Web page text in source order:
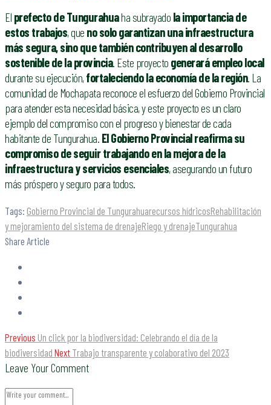
El prefecto de Tungurahuaha subrayado la importancia de
estos trabajos, que no solo garantizan una infraestructura
más segura, sino que también contribuyen al desarrollo
sostenible de la provincia. Este proyecto generará empleo local
durante su ejecución,fortaleciendo la economía de la región. La
comunidad de Mochapata reconoce el esfuerzo del Gobierno Provincial
para atender esta necesidad básica, y este proyecto es un claro
ejemplo del compromiso con el progreso y bienestar de cada
habitante de Tungurahua. El Gobierno Provincial reafirma su
compromiso de seguir trabajando en la mejora de la
infraestructura y servicios esenciales, asegurando un futuro
más próspero y seguro para todos.
Tags: Gobierno Provincial de Tungurahuarecursos hídricosRehabilitación
y mejoramiento del sistema de drenajeRiego y drenajeTungurahua
Share Article
Previous Un click por la biodiversidad: Celebrando el día de la
biodiversidad Next Trabajo transparente y colaborativo del 2023
Leave Your Comment